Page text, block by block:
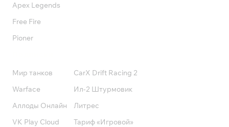
Apex Legends
Free Fire
Pioner
Мир танков
Warface
Аллоды Онлайн
VK Play Cloud
CarX Drift Racing 2
Ил-2 Штурмовик
Литрес
Тариф «Игровой»